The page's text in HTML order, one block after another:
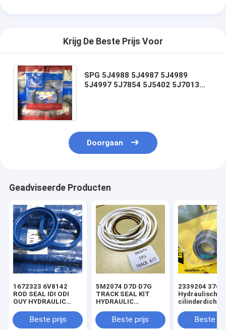
Krijg De Beste Prijs Voor
SPG 5J4988 5J4987 5J4989
5J4997 5J7854 5J5402 5J7013
Doorgaan
Geadviseerde Producten
1672323 6V8142
ROD SEAL IDI ODI
OUY HYDRAULIC
Beste prijs
5M2074 D7D D7G
TRACK SEAL KIT
HYDRAULIC
SEAL KIT NBR
Beste prijs
2339204
Hydraulische
Beste